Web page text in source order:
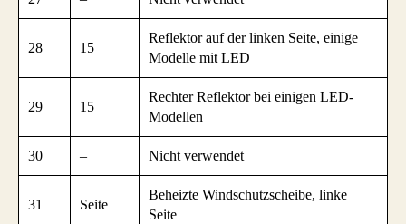
28 15
Reflektor auf der linken Seite, einige
Modelle mit LED
29 15
Rechter Reflektor bei einigen LED-
Modellen
30 – Nicht verwendet
31 Seite
Beheizte Windschutzscheibe, linke
Seite